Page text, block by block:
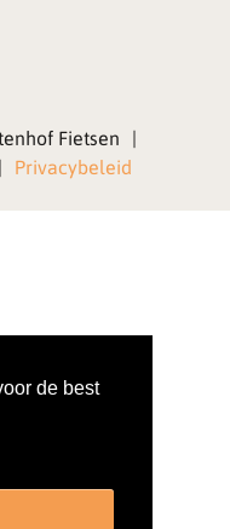
de best
Fietsen |
| Privacybeleid